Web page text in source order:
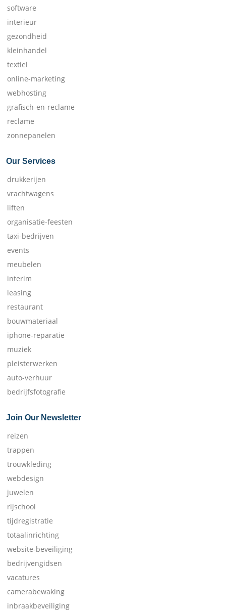
software
interieur
gezondheid
kleinhandel
textiel
online-marketing
webhosting
grafisch-en-reclame
reclame
zonnepanelen
Our Services
drukkerijen
vrachtwagens
liften
organisatie-feesten
taxi-bedrijven
events
meubelen
interim
leasing
restaurant
bouwmateriaal
iphone-reparatie
muziek
pleisterwerken
auto-verhuur
bedrijfsfotografie
Join Our Newsletter
reizen
trappen
trouwkleding
webdesign
juwelen
rijschool
tijdregistratie
totaalinrichting
website-beveiliging
bedrijvengidsen
vacatures
camerabewaking
inbraakbeveiliging